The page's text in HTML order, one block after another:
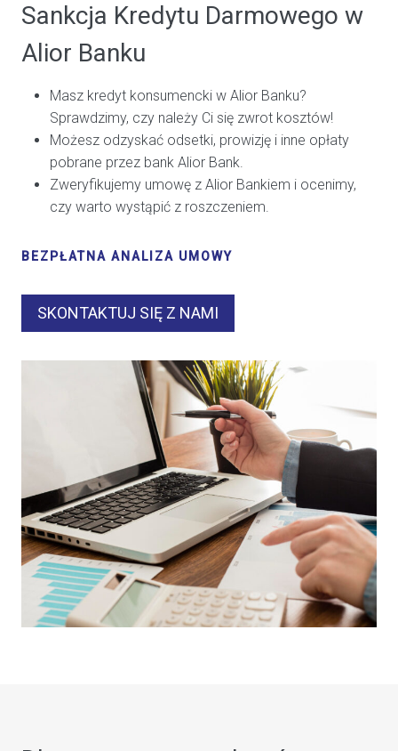
Sankcja Kredytu Darmowego w
Alior Banku
Masz kredyt konsumencki w Alior Banku?
Sprawdzimy, czy należy Ci się zwrot kosztów!
Możesz odzyskać odsetki, prowizję i inne opłaty
pobrane przez bank Alior Bank.
Zweryfikujemy umowę z Alior Bankiem i ocenimy,
czy warto wystąpić z roszczeniem.
BEZPŁATNA ANALIZA UMOWY
SKONTAKTUJ SIĘ Z NAMI